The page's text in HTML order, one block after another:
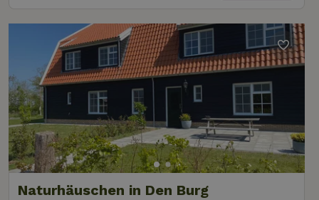
Naturhäuschen in Den Burg